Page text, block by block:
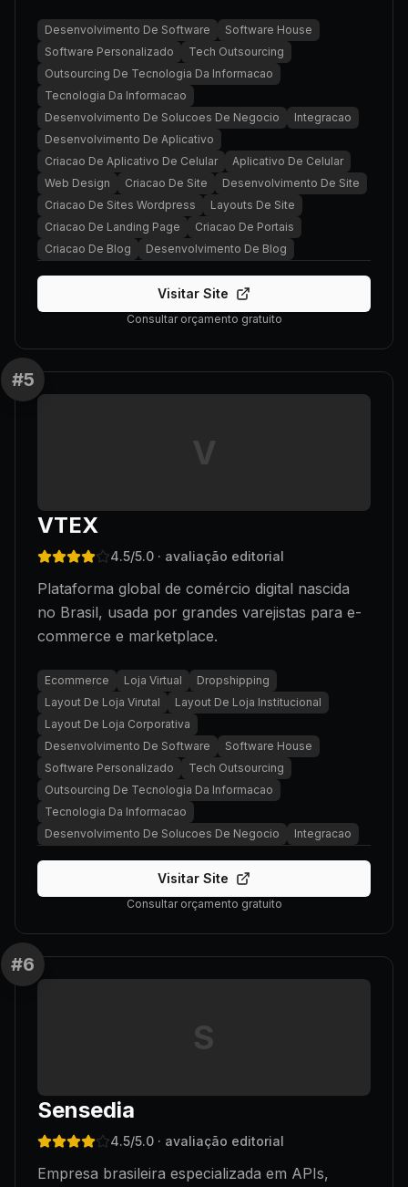
Desenvolvimento De Software
Software House
Software Personalizado
Tech Outsourcing
Outsourcing De Tecnologia Da Informacao
Tecnologia Da Informacao
Desenvolvimento De Solucoes De Negocio
Integracao
Desenvolvimento De Aplicativo
Criacao De Aplicativo De Celular
Aplicativo De Celular
Web Design
Criacao De Site
Desenvolvimento De Site
Criacao De Sites Wordpress
Layouts De Site
Criacao De Landing Page
Criacao De Portais
Criacao De Blog
Desenvolvimento De Blog
Visitar Site
Consultar orçamento gratuito
#5
V
VTEX
4.5/5.0 · avaliação editorial
Plataforma global de comércio digital nascida
no Brasil, usada por grandes varejistas para e-
commerce e marketplace.
Ecommerce Loja Virtual
Dropshipping
Layout De Loja Virutal
Layout De Loja Institucional
Layout De Loja Corporativa
Desenvolvimento De Software
Software House
Software Personalizado
Tech Outsourcing
Outsourcing De Tecnologia Da Informacao
Tecnologia Da Informacao
Desenvolvimento De Solucoes De Negocio
Integracao
Visitar Site
Consultar orçamento gratuito
#6
S
Sensedia
4.5/5.0 · avaliação editorial
Empresa brasileira especializada em APIs,